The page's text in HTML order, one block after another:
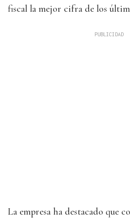
fiscal la mejor cifra de los
La empresa ha destacado que